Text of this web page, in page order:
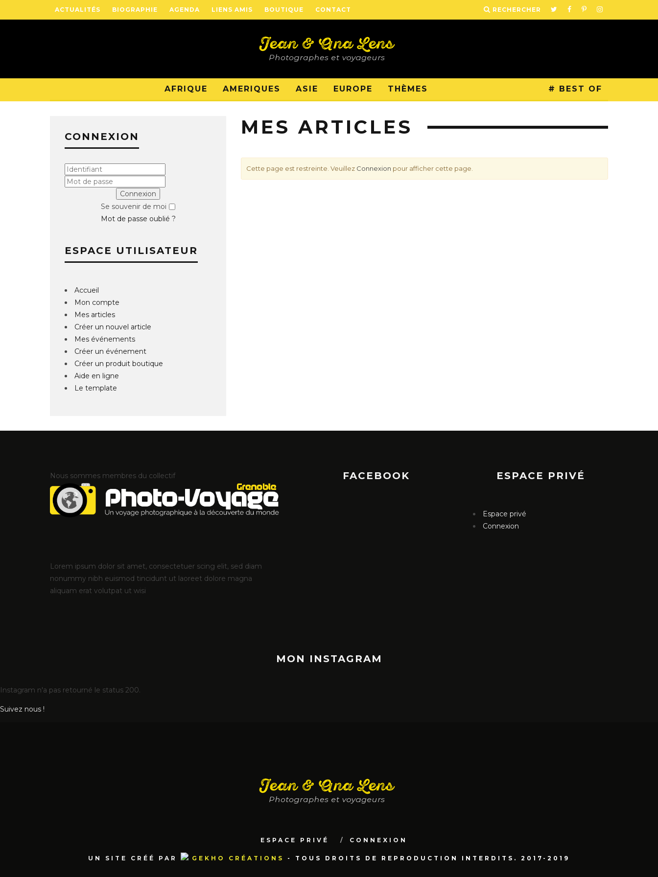
ACTUALITÉS BIOGRAPHIE AGENDA LIENS AMIS BOUTIQUE CONTACT RECHERCHER
AFRIQUE AMERIQUES ASIE EUROPE THÈMES # BEST OF
MES ARTICLES
Cette page est restreinte. Veuillez Connexion pour afficher cette page.
CONNEXION
Se souvenir de moi
Mot de passe oublié ?
ESPACE UTILISATEUR
Accueil
Mon compte
Mes articles
Créer un nouvel article
Mes événements
Créer un événement
Créer un produit boutique
Aide en ligne
Le template
Nous sommes membres du collectif
Lorem ipsum dolor sit amet, consectetuer scing elit, sed diam
nonummy nibh euismod tincidunt ut laoreet dolore magna
aliquam erat volutpat ut wisi
FACEBOOK ESPACE PRIVÉ
Espace privé
Connexion
MON INSTAGRAM
Instagram n'a pas retourné le status 200.
Suivez nous !
ESPACE PRIVÉ CONNEXION
UN SITE CRÉÉ PAR GEKHO CRÉATIONS - TOUS DROITS DE REPRODUCTION INTERDITS. 2017-2019